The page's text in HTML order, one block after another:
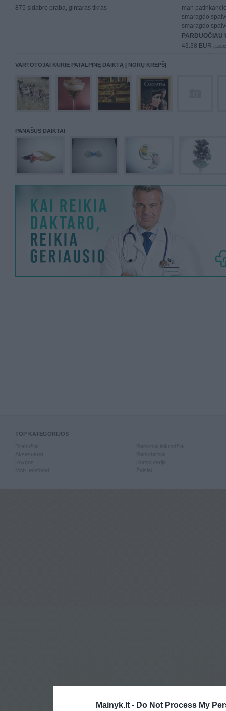
Mainyk.lt - Do Not Process My
875 sidabro praba, gintaras tikras
man
smaragdo
smaragdo
PARDUOČIAU
43.38 EUR
VARTOTOJAI KURIE PATALPINĘ DAIKTĄ Į NORŲ KREPŠĮ
PANAŠŪS DAIKTAI
TOP KATEGORIJOS
Knygos
Mob. telefonai
Kompiuterija
Žaislai